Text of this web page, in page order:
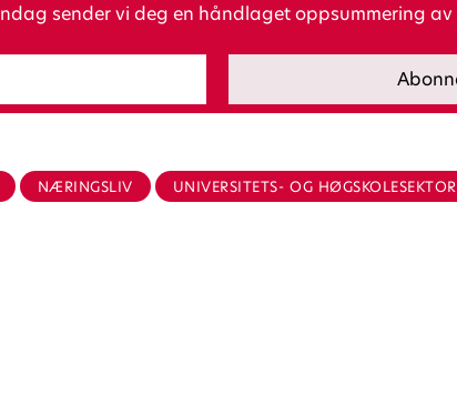
sender vi deg en håndlaget oppsummering
NÆRINGSLIV UNIVERSITETS- OG